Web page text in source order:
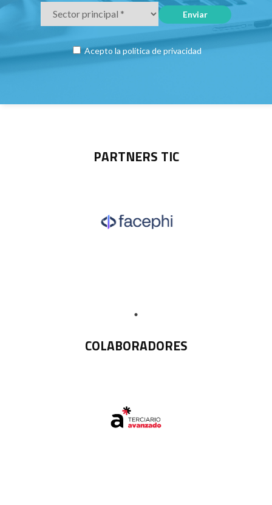
Acepto la política de privacidad
PARTNERS TIC
COLABORADORES